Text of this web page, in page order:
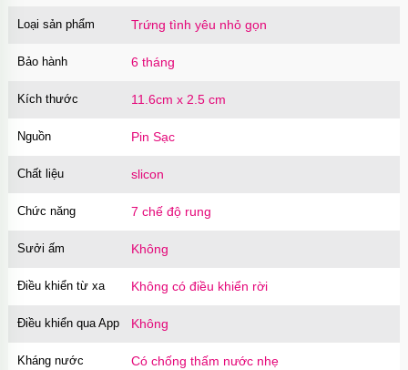
MãOPC16MX trị giá 70.000₫
70.000₫
chống sốc
giản
Ốp lưng MagSafe iPhone 17 Air Clear Case
trong suốt
Loại sản phẩm Trứng tình yêu nhỏ gọn
Bảo hành 6 tháng
Kích thước 11.6cm x 2.5 cm
Nguồn Pin Sạc
Chất liệu slicon
Chức năng 7 chế độ rung
Sưởi ấm Không
Điều khiển từ xa Không có điều khiển rời
Điều khiển qua App Không
Kháng nước Có chống thấm nước nhẹ